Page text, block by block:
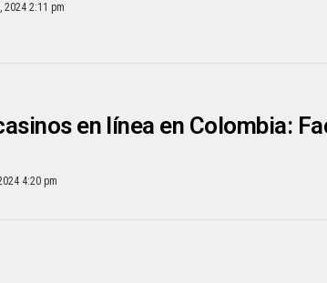
2024 2:11 pm
en línea en Colombia:
4:20 pm